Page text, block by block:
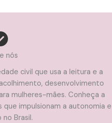
nós
civil que usa a leitura e a
desenvolvimento
mulheres-mães. Conheça a
impulsionam a autonomia e
no Brasil.